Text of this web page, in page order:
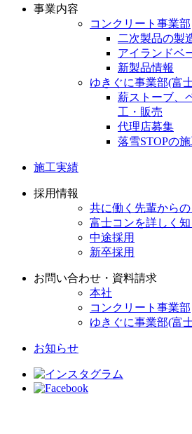
事業内容
コンクリート事業部
二次製品の製
アイランドベ
新製品情報
ゆきぐに事業部(富
薪ストーブ、
工・販売
代理店募集
落雪STOPの
施工実績
採用情報
共に働く先輩から
富士コンを詳しく知
中途採用
新卒採用
お問い合わせ・資料請求
本社
コンクリート事業部
ゆきぐに事業部(富
お知らせ